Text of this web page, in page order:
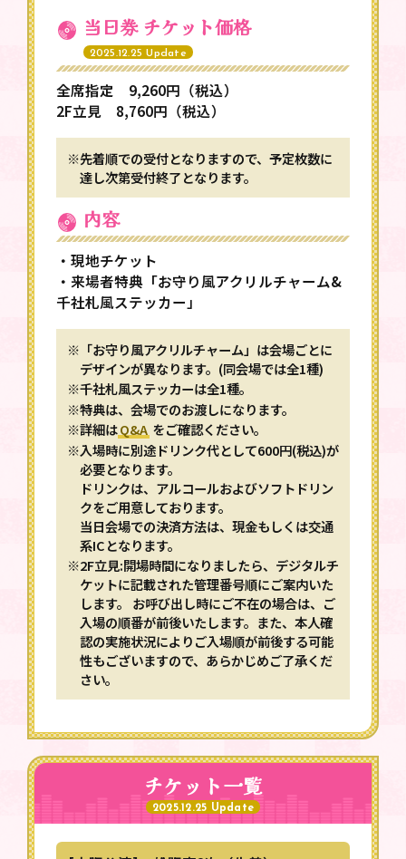
ABOUT
公演概要
TICKET
当日券 チケット価格
2025.12.25 Update
全席指定 9,260円（税込）
2F立見 8,760円（税込）
※先着順での受付となりますので、予定枚数に
達し次第受付終了となります。
内容
・現地チケット
・来場者特典「お守り風アクリルチャーム&
千社札風ステッカー」
※「お守り風アクリルチャーム」は会場ごとに
デザインが異なります。(同会場では全1種)
※千社札風ステッカーは全1種。
※特典は、会場でのお渡しになります。
※詳細はQ&A をご確認ください。
※入場時に別途ドリンク代として600円(税込)が
必要となります。
ドリンクは、アルコールおよびソフトドリン
クをご用意しております。
当日会場での決済方法は、現金もしくは交通
系ICとなります。
※2F立見:開場時間になりましたら、デジタルチ
ケットに記載された管理番号順にご案内いた
します。 お呼び出し時にご不在の場合は、ご
入場の順番が前後いたします。また、本人確
認の実施状況によりご入場順が前後する可能
性もございますので、あらかじめご了承くだ
さい。
チケット一覧
2025.12.25 Update